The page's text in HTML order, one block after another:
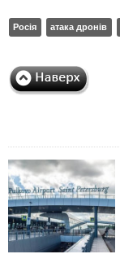
Росія атака дронів